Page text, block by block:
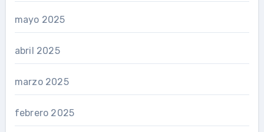
mayo 2025
abril 2025
marzo 2025
febrero 2025